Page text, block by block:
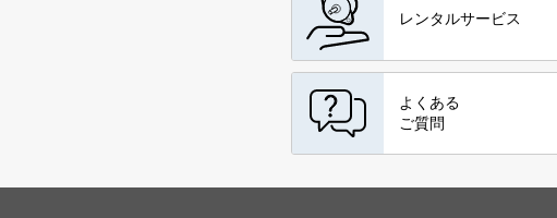
レンタルサービス
よくある
ご質問